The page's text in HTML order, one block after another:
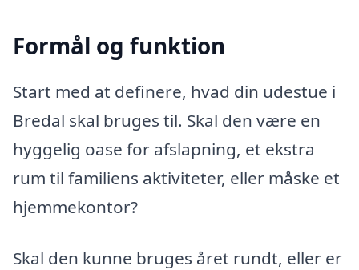
Formål og funktion
Start med at definere, hvad din udestue i
Bredal skal bruges til. Skal den være en
hyggelig oase for afslapning, et ekstra
rum til familiens aktiviteter, eller måske et
hjemmekontor?
Skal den kunne bruges året rundt, eller er